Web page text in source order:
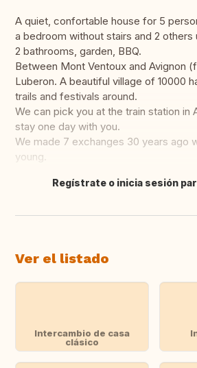
A quiet, confortable house for 5
a bedroom without stairs and 2 others
2 bathrooms, garden, BBQ.
Between Mont Ventoux and Avignon
Luberon. A beautiful village of 10000
trails and festivals around.
We can pick you at the train station in
stay one day with you.
We made 7 exchanges 30 years ago
young.
Traducir
Regístrate o inicia sesión
Ver el listado
Intercambio de casa
clásico